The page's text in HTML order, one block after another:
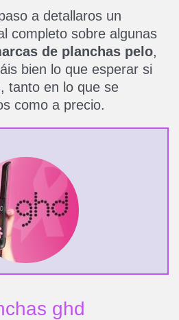
a detallaros un
completo sobre algunas
de planchas pelo,
bien lo que esperar si
tanto en lo que se
como a precio.
ghd